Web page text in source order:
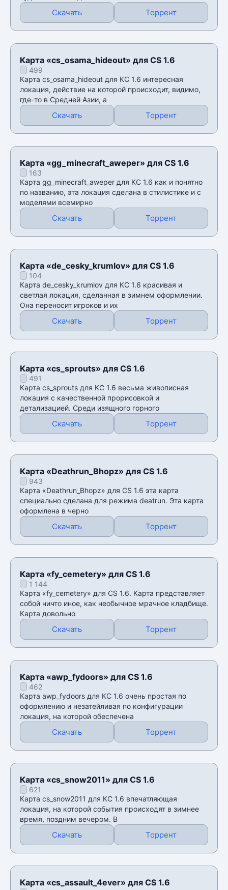
Скачать Торрент
Карта «cs_osama_hideout» для CS 1.6
499
Карта cs_osama_hideout для КС 1.6 интересная
локация, действие на которой происходит, видимо,
где-то в Средней Азии, а
Скачать Торрент
Карта «gg_minecraft_aweper» для CS 1.6
163
Карта gg_minecraft_aweper для КС 1.6 как и понятно
по названию, эта локация сделана в стилистике и с
моделями всемирно
Скачать Торрент
Карта «de_cesky_krumlov» для CS 1.6
104
Карта de_cesky_krumlov для КС 1.6 красивая и
светлая локация, сделанная в зимнем оформлении.
Она переносит игроков и их
Скачать Торрент
Карта «cs_sprouts» для CS 1.6
491
Карта cs_sprouts для КС 1.6 весьма живописная
локация с качественной прорисовкой и
детализацией. Среди изящного горного
Скачать Торрент
Карта «Deathrun_Bhopz» для CS 1.6
943
Карта «Deathrun_Bhopz» для CS 1.6 эта карта
специально сделана для режима deatrun. Эта карта
оформлена в черно
Скачать Торрент
Карта «fy_cemetery» для CS 1.6
1 144
Карта «fy_cemetery» для CS 1.6. Карта представляет
собой ничто иное, как необычное мрачное кладбище.
Карта довольно
Скачать Торрент
Карта «awp_fydoors» для CS 1.6
462
Карта awp_fydoors для КС 1.6 очень простая по
оформлению и незатейливая по конфигурации
локация, на которой обеспечена
Скачать Торрент
Карта «cs_snow2011» для CS 1.6
621
Карта cs_snow2011 для КС 1.6 впечатляющая
локация, на которой события происходят в зимнее
время, поздним вечером. В
Скачать Торрент
Карта «cs_assault_4ever» для CS 1.6